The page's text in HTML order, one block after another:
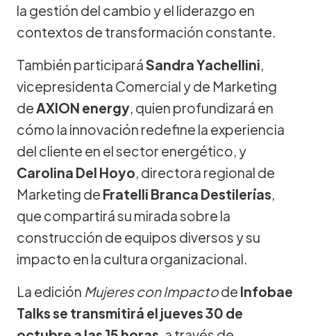
la gestión del cambio y el liderazgo en
contextos de transformación constante.
También participaráSandra Yachellini,
vicepresidenta Comercial y de Marketing
de AXION energy, quien profundizará en
cómo la innovación redefine la experiencia
del cliente en el sector energético, y
Carolina Del Hoyo, directora regional de
Marketing de Fratelli Branca Destilerías,
que compartirá su mirada sobre la
construcción de equipos diversos y su
impacto en la cultura organizacional.
La edición Mujeres con Impactode Infobae
Talksse transmitirá el jueves 30 de